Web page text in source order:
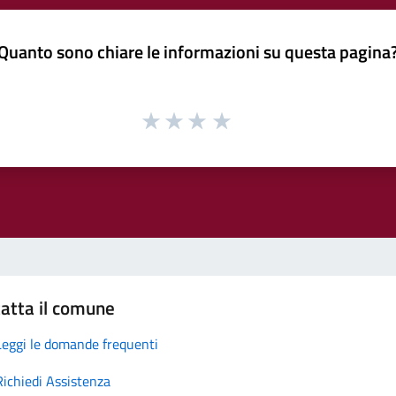
sono chiare le informazioni su questa
il comune
le domande frequenti
Assistenza